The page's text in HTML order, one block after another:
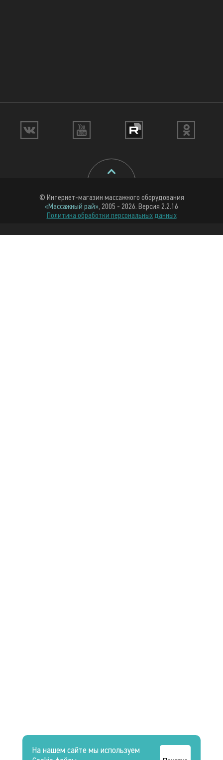
© Интернет-магазин массажного оборудования
«Массажный рай», 2005 - 2026. Версия 2.2.16
Политика обработки персональных данных
На нашем сайте мы используем